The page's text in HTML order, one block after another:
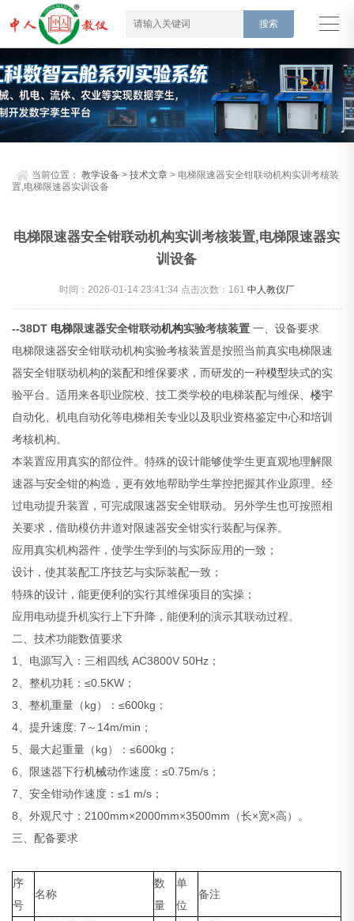
当前位置：教学设备 >技术文章 > 电梯限速器安全钳联动机构实训考核装
置,电梯限速器实训设备
电梯限速器安全钳联动机构实训考核装置,电梯限速器实
训设备
时间：2026-01-14 23:41:34 点击次数： 161 中人教仪厂
--38DT 电梯限速器安全钳联动机构实验考核装置 一、设备要求
电梯限速器安全钳联动机构实验考核装置是按照当前真实电梯限速
器安全钳联动机构的装配和维保要求，而研发的一种模型块式的实
验平台。适用来各职业院校、技工类学校的电梯装配与维保、楼宇
自动化、机电自动化等电梯相关专业以及职业资格鉴定中心和培训
考核机构。
本装置应用真实的部位件。特殊的设计能够使学生更直观地理解限
速器与安全钳的构造，更有效地帮助学生掌控把握其作业原理。经
过电动提升装置，可完成限速器安全钳联动。另外学生也可按照相
关要求，借助模仿井道对限速器安全钳实行装配与保养。
应用真实机构器件，使学生学到的与实际应用的一致；
设计，使其装配工序技艺与实际装配一致；
特殊的设计，能更便利的实行其维保项目的实操；
应用电动提升机实行上下升降，能便利的演示其联动过程。
二、技术功能数值要求
1、电源写入：三相四线 AC3800V 50Hz；
2、整机功耗：≤0.5KW；
3、整机重量（kg）：≤600kg；
4、提升速度: 7～14m/min；
5、最大起重量（kg）：≤600kg；
6、限速器下行机械动作速度：≤0.75m/s；
7、安全钳动作速度：≤1 m/s；
8、外观尺寸：2100mm×2000mm×3500mm（长×宽×高）。
三、配备要求
序
号
名称
数
量
单
位
备注